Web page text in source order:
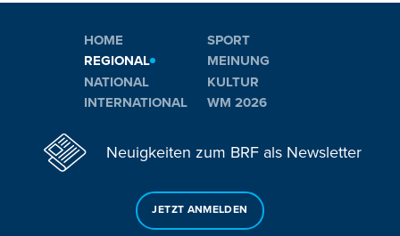
HOME
REGIONAL
NATIONAL
INTERNATIONAL
SPORT
MEINUNG
KULTUR
WM 2026
Neuigkeiten zum BRF als Newsletter
JETZT ANMELDEN